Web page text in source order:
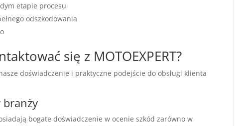
etapie procesu
odszkodowania
się z MOTOEXPERT?
doświadczenie i praktyczne podejście do obsługi klienta
branży
bogate doświadczenie w ocenie szkód zarówno w